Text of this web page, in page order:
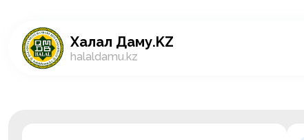
Халал Даму.KZ
halaldamu.kz